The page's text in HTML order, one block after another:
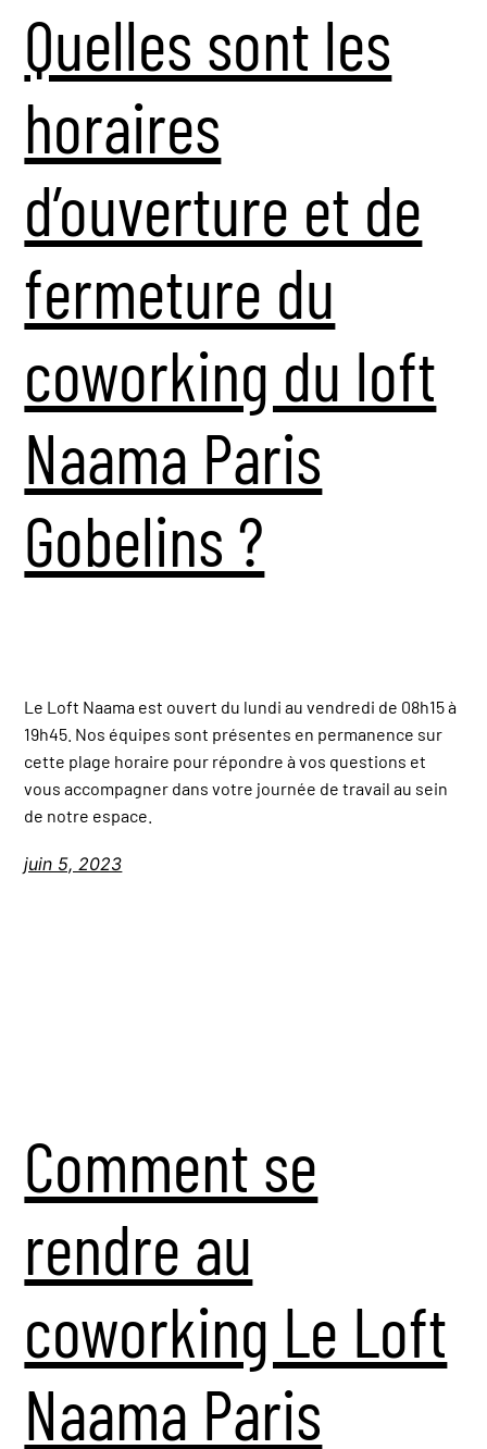
Quelles sont les
horaires
d’ouverture et de
fermeture du
coworking du loft
Naama Paris
Gobelins ?
Le Loft Naama est ouvert du lundi au vendredi de 08h15 à
19h45. Nos équipes sont présentes en permanence sur
cette plage horaire pour répondre à vos questions et
vous accompagner dans votre journée de travail au sein
de notre espace.
juin 5, 2023
Comment se
rendre au
coworking Le Loft
Naama Paris